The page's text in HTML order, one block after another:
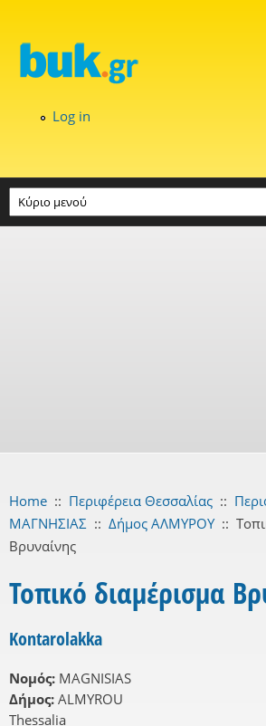
Log in
Home :: Περιφέρεια Θεσσαλίας ::
ΜΑΓΝΗΣΙΑΣ :: Δήμος ΑΛΜΥΡΟΥ ::
Βρυναίνης
Τοπικό διαμέρισμα
Kontarolakka
Νομός: MAGNISIAS
Δήμος: ALMYROU
Thessalia